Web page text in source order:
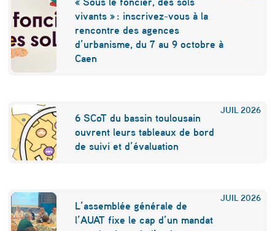
i
n
à
’
a
r
r
ê
t
vivants » : inscrivez-vous à la
rencontre des agences
d’urbanisme, du 7 au 9 octobre à
Caen
JUIL 2026
6 SCoT du bassin toulousain
ouvrent leurs tableaux de bord
de suivi et d’évaluation
JUIL 2026
L’assemblée générale de
l’AUAT fixe le cap d’un mandat